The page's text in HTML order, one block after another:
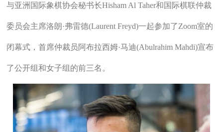
与亚洲国际象棋协会秘书长Hisham Al Taher和国际棋联仲裁
委员会主席洛朗·弗雷德(Laurent Freyd)一起参加了Zoom室的
闭幕式，首席仲裁员阿布拉西姆·马迪(Abulrahim Mahdi)宣布
了公开组和女子组的前三名。